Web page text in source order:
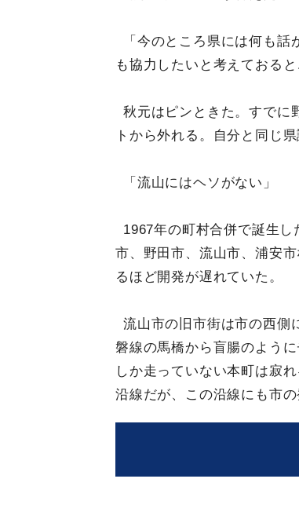
「今のところ県には何も
も協力したいと考えておると
秋元はピンときた。すでに
トから外れる。自分と同じ
「流山にはヘソがない」
1967年の町村合併で誕生し
市、野田市、流山市、浦安
るほど開発が遅れていた。
流山市の旧市街は市の西側
磐線の馬橋から盲腸のよう
しか走っていない本町は寂
沿線だが、この沿線にも市